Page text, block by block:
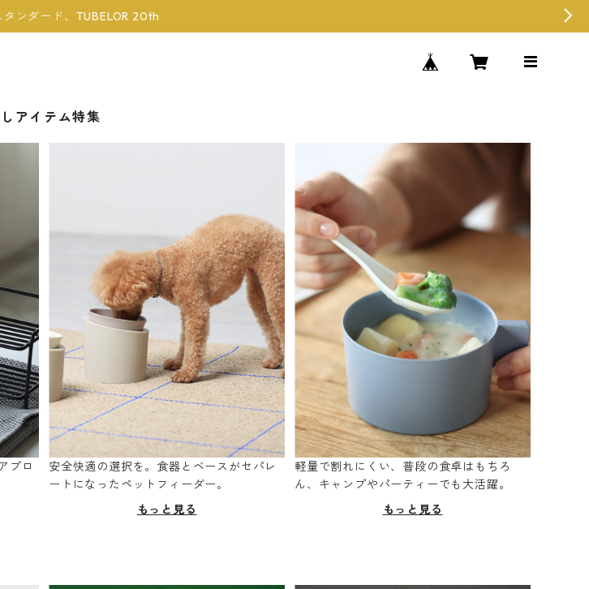
タンダード、TUBELOR 20th
アイテム特集
プロ
安全快適の選択を。食器とベースがセパレ
ートになったペットフィーダー。
もっと見る
軽量で割れにくい、普段の食卓はもちろ
ん、キャンプやパーティーでも大活躍。
もっと見る